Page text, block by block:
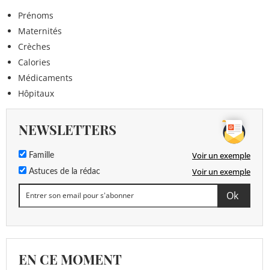
Prénoms
Maternités
Crèches
Calories
Médicaments
Hôpitaux
NEWSLETTERS
Famille Voir un exemple
Astuces de la rédac Voir un exemple
EN CE MOMENT